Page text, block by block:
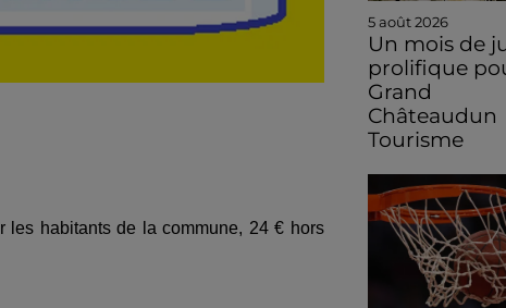
les habitants de la commune, 24 € hors
5 août 2026
Un mois de
prolifique
Grand
Châteaudun
Tourisme